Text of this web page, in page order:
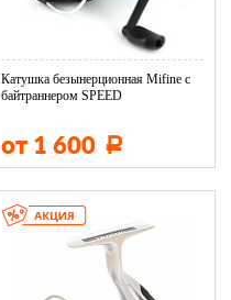
Катушка безынерционная Mifine с
байтраннером SPEED
от 1 600 Р